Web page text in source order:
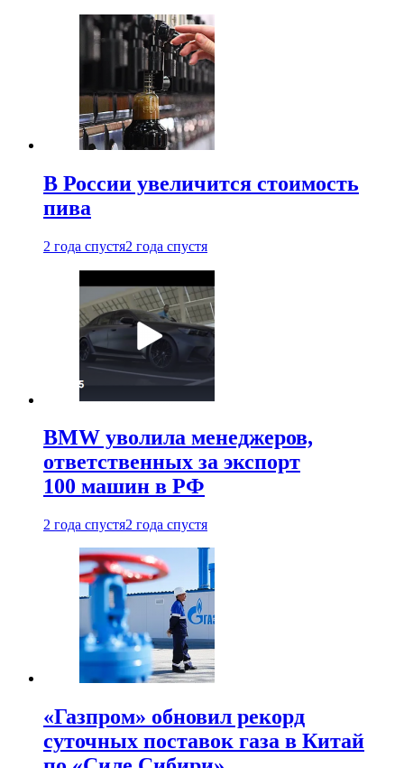
В России увеличится стоимость
пива
2 года спустя2 года спустя
BMW уволила менеджеров,
ответственных за экспорт
100 машин в РФ
2 года спустя2 года спустя
«Газпром» обновил рекорд
суточных поставок газа в Китай